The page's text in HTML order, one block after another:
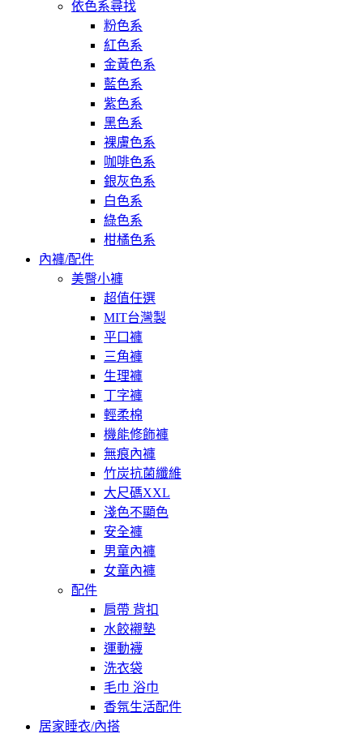
依色系尋找
粉色系
紅色系
金黃色系
藍色系
紫色系
黑色系
裸膚色系
咖啡色系
銀灰色系
白色系
綠色系
柑橘色系
內褲/配件
美臀小褲
超值任選
MIT台灣製
平口褲
三角褲
生理褲
丁字褲
輕柔棉
機能修飾褲
無痕內褲
竹炭抗菌纖維
大尺碼XXL
淺色不顯色
安全褲
男童內褲
女童內褲
配件
肩帶 背扣
水餃襯墊
運動襪
洗衣袋
毛巾 浴巾
香氛生活配件
居家睡衣/內搭